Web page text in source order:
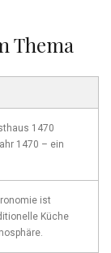
Thema
1470
1470 – ein
ist
Küche